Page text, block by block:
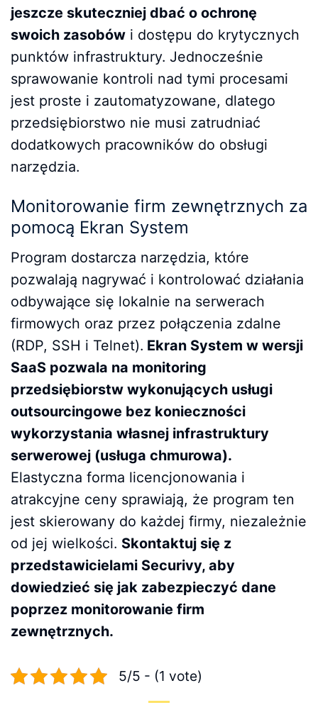
jeszcze skuteczniej dbać o ochronę
swoich zasobów i dostępu do krytycznych
punktów infrastruktury. Jednocześnie
sprawowanie kontroli nad tymi procesami
jest proste i zautomatyzowane, dlatego
przedsiębiorstwo nie musi zatrudniać
dodatkowych pracowników do obsługi
narzędzia.
Monitorowanie firm zewnętrznych za
pomocą Ekran System
Program dostarcza narzędzia, które
pozwalają nagrywać i kontrolować działania
odbywające się lokalnie na serwerach
firmowych oraz przez połączenia zdalne
(RDP, SSH i Telnet). Ekran System w wersji
SaaS pozwala na monitoring
przedsiębiorstw wykonujących usługi
outsourcingowe bez konieczności
wykorzystania własnej infrastruktury
serwerowej (usługa chmurowa).
Elastyczna forma licencjonowania i
atrakcyjne ceny sprawiają, że program ten
jest skierowany do każdej firmy, niezależnie
od jej wielkości. Skontaktuj się z
przedstawicielami Securivy, aby
dowiedzieć się jak zabezpieczyć dane
poprzez monitorowanie firm
zewnętrznych.
5/5 - (1 vote)